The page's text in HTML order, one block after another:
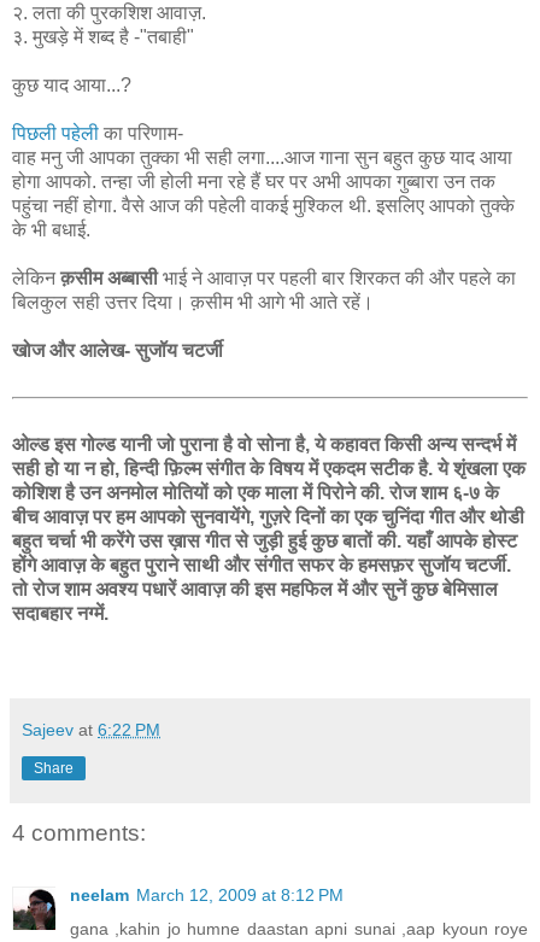
२. लता की पुरकशिश आवाज़.
३. मुखड़े में शब्द है -"तबाही"
कुछ याद आया...?
पिछली पहेली का परिणाम-
वाह मनु जी आपका तुक्का भी सही लगा....आज गाना सुन बहुत कुछ याद आया
होगा आपको. तन्हा जी होली मना रहे हैं घर पर अभी आपका गुब्बारा उन तक
पहुंचा नहीं होगा. वैसे आज की पहेली वाकई मुश्किल थी. इसलिए आपको तुक्के
के भी बधाई.
लेकिनक़सीम अब्बासीभाई ने आवाज़ पर पहली बार शिरकत की और पहले का
बिलकुल सही उत्तर दिया। क़सीम भी आगे भी आते रहें।
खोज और आलेख- सुजॉय चटर्जी
ओल्ड इस गोल्ड यानी जो पुराना है वो सोना है, ये कहावत किसी अन्य सन्दर्भ में
सही हो या न हो, हिन्दी फ़िल्म संगीत के विषय में एकदम सटीक है. ये शृंखला एक
कोशिश है उन अनमोल मोतियों को एक माला में पिरोने की. रोज शाम ६-७ के
बीच आवाज़ पर हम आपको सुनवायेंगे, गुज़रे दिनों का एक चुनिंदा गीत और थोडी
बहुत चर्चा भी करेंगे उस ख़ास गीत से जुड़ी हुई कुछ बातों की. यहाँ आपके होस्ट
होंगे आवाज़ के बहुत पुराने साथी और संगीत सफर के हमसफ़र सुजॉय चटर्जी.
तो रोज शाम अवश्य पधारें आवाज़ की इस महफिल में और सुनें कुछ बेमिसाल
सदाबहार नग्में.
Sajeev at 6:22 PM
Share
4 comments:
neelam March 12, 2009 at 8:12 PM
gana ,kahin jo humne daastan apni sunai ,aap kyoun roye